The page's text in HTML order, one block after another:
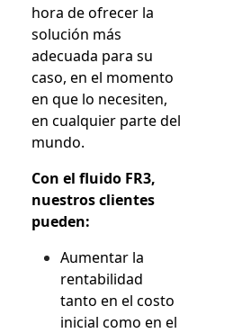
hora de ofrecer la
solución más
adecuada para su
caso, en el momento
en que lo necesiten,
en cualquier parte del
mundo.
Con el fluido FR3,
nuestros clientes
pueden:
Aumentar la
rentabilidad
tanto en el costo
inicial como en el